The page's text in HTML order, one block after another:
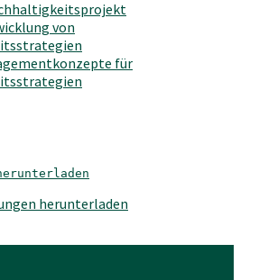
von
für
herunterladen